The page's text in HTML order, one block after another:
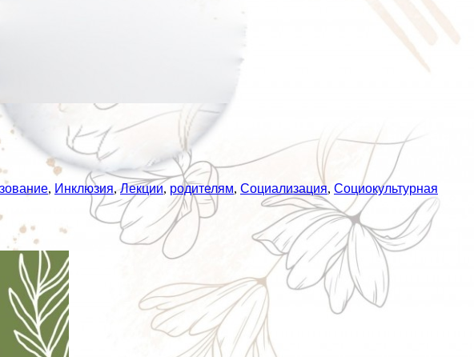
, Инклюзия,Лекции, родителям, Социализация, Социокультурная